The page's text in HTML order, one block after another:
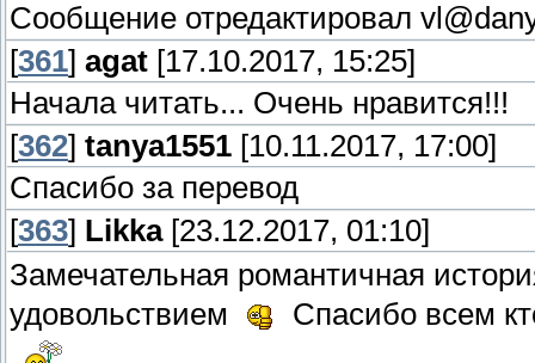
Сообщение отредактировал
[361] agat [17.10.2017, 15:25]
Начала читать... Очень нравится!!!
[362] tanya1551 [10.11.2017, 17:00]
Спасибо за перевод
[363] Likka[23.12.2017, 01:10]
Замечательная романтичная
удовольствием
Спасибо всем